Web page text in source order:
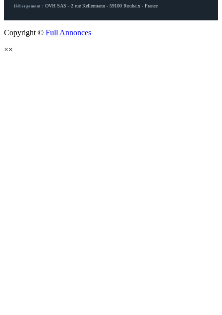
Hébergement : OVH SAS - 2 rue Kellermann - 59100 Roubaix - France
Copyright © Full Annonces
××